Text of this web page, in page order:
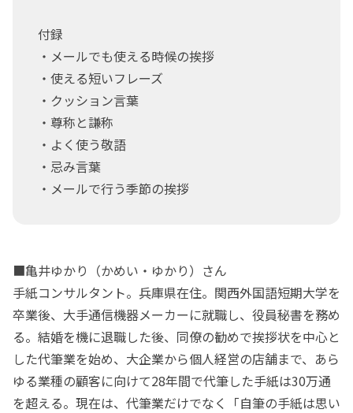
付録
・メールでも使える時候の挨拶
・使える短いフレーズ
・クッション言葉
・尊称と謙称
・よく使う敬語
・忌み言葉
・メールで行う季節の挨拶
■亀井ゆかり（かめい・ゆかり）さん
手紙コンサルタント。兵庫県在住。関西外国語短期大学を
卒業後、大手通信機器メーカーに就職し、役員秘書を務め
る。結婚を機に退職した後、同僚の勧めで挨拶状を中心と
した代筆業を始め、大企業から個人経営の店舗まで、あら
ゆる業種の顧客に向けて28年間で代筆した手紙は30万通
を超える。現在は、代筆業だけでなく「自筆の手紙は思い